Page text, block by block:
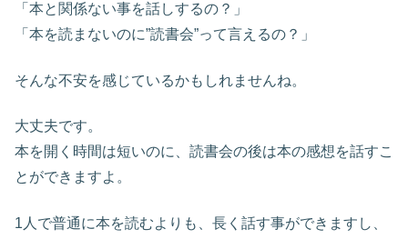
「本と関係ない事を話しするの？」
「本を読まないのに”読書会”って言えるの？」
そんな不安を感じているかもしれませんね。
大丈夫です。
本を開く時間は短いのに、読書会の後は本の感想を話すこ
とができますよ。
1人で普通に本を読むよりも、長く話す事ができますし、